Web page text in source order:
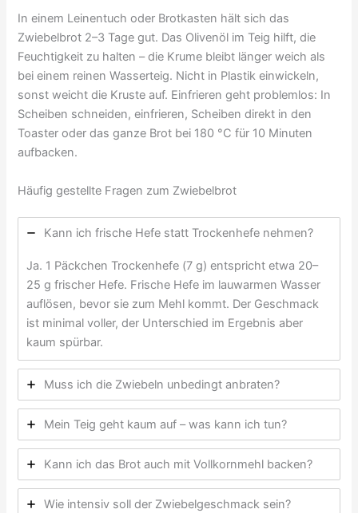
In einem Leinentuch oder Brotkasten hält sich das
Zwiebelbrot 2–3 Tage gut. Das Olivenöl im Teig hilft, die
Feuchtigkeit zu halten – die Krume bleibt länger weich als
bei einem reinen Wasserteig. Nicht in Plastik einwickeln,
sonst weicht die Kruste auf. Einfrieren geht problemlos: In
Scheiben schneiden, einfrieren, Scheiben direkt in den
Toaster oder das ganze Brot bei 180 °C für 10 Minuten
aufbacken.
Häufig gestellte Fragen zum Zwiebelbrot
Kann ich frische Hefe statt Trockenhefe nehmen?
Ja. 1 Päckchen Trockenhefe (7 g) entspricht etwa 20–
25 g frischer Hefe. Frische Hefe im lauwarmen Wasser
auflösen, bevor sie zum Mehl kommt. Der Geschmack
ist minimal voller, der Unterschied im Ergebnis aber
kaum spürbar.
Muss ich die Zwiebeln unbedingt anbraten?
Mein Teig geht kaum auf – was kann ich tun?
Kann ich das Brot auch mit Vollkornmehl backen?
Wie intensiv soll der Zwiebelgeschmack sein?